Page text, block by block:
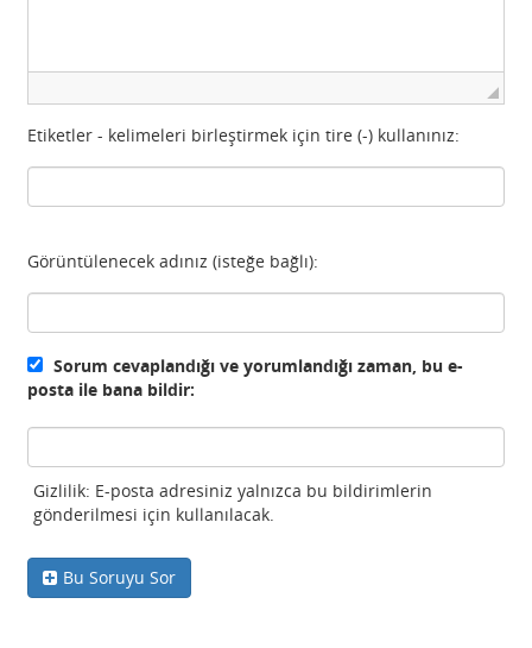
Etiketler - kelimeleri birleştirmek için tire (-) kullanınız:
Görüntülenecek adınız (isteğe bağlı):
Sorum cevaplandığı ve yorumlandığı zaman, bu e-
posta ile bana bildir:
Gizlilik: E-posta adresiniz yalnızca bu bildirimlerin
gönderilmesi için kullanılacak.
Bu Soruyu Sor